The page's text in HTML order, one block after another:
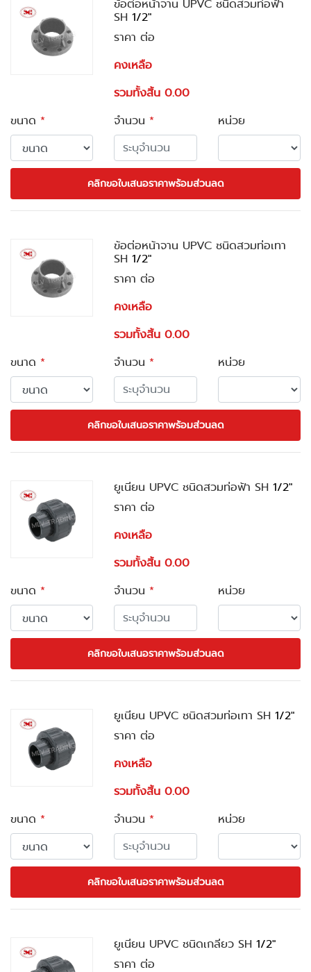
ข้อต่อหน้าจาน UPVC ชนิดสวมท่อฟ้า
SH1/2"
ราคา ต่อ
คงเหลือ
รวมทั้งสิ้น 0.00
ขนาด * จำนวน * หน่วย
คลิกขอใบเสนอราคาพร้อมส่วนลด
ข้อต่อหน้าจาน UPVC ชนิดสวมท่อเทา
SH1/2"
ราคา ต่อ
คงเหลือ
รวมทั้งสิ้น 0.00
ขนาด * จำนวน * หน่วย
คลิกขอใบเสนอราคาพร้อมส่วนลด
ยูเนียน UPVC ชนิดสวมท่อฟ้า SH1/2"
ราคา ต่อ
คงเหลือ
รวมทั้งสิ้น 0.00
ขนาด * จำนวน * หน่วย
คลิกขอใบเสนอราคาพร้อมส่วนลด
ยูเนียน UPVC ชนิดสวมท่อเทา SH1/2"
ราคา ต่อ
คงเหลือ
รวมทั้งสิ้น 0.00
ขนาด * จำนวน * หน่วย
คลิกขอใบเสนอราคาพร้อมส่วนลด
ยูเนียน UPVC ชนิดเกลียว SH1/2"
ราคา ต่อ